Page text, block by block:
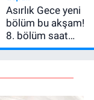
İzlenir?
Asırlık Gece yeni
bölüm bu akşam!
8. bölüm saat
kaçta, TRT 1 canlı